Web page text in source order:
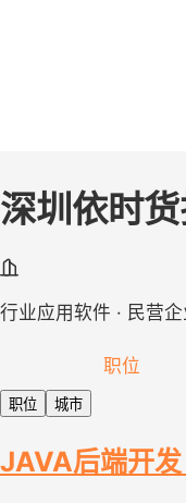
深圳依时
行业应用软件 · 民营企
职位
职位 城市
JAVA后端开发